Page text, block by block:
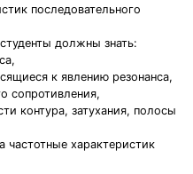
последовательного
должны знать:
к явлению резонанса,
сопротивления,
контура, затухания, полосы
частотные характеристик